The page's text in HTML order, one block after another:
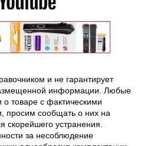
и не гарантирует
информации. Любые
товаре с фактическими
просим сообщать о них на
скорейшего устранения.
за несоблюдение